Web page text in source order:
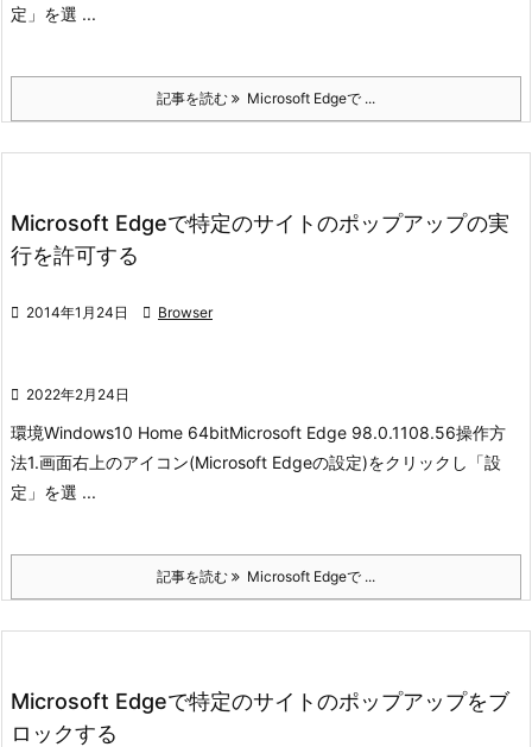
定」を選 ...
記事を読む Microsoft Edgeで ...
Microsoft Edgeで特定のサイトのポップアップの実
行を許可する
 2014年1月24日  Browser
 2022年2月24日
環境Windows10 Home 64bitMicrosoft Edge 98.0.1108.56操作方
法1.画面右上のアイコン(Microsoft Edgeの設定)をクリックし「設
定」を選 ...
記事を読む Microsoft Edgeで ...
Microsoft Edgeで特定のサイトのポップアップをブ
ロックする